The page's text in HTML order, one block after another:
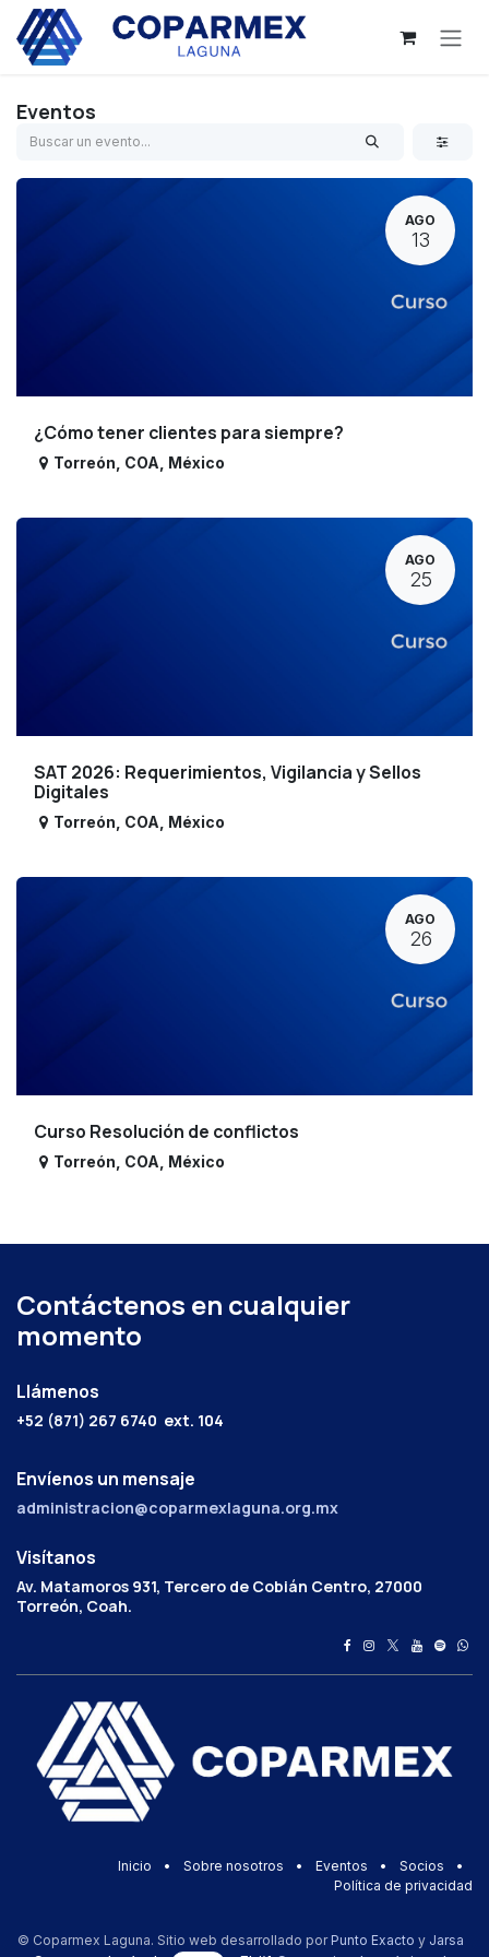
Ir al contenido
Eventos
AGO
13
¿Cómo tener clientes para siempre?
Torreón COA México
AGO
25
SAT 2026: Requerimientos, Vigilancia y Sellos
Digitales
Torreón COA México
AGO
26
Curso Resolución de conflictos
Torreón COA México
Contáctenos en cualquier
momento
Llámenos
+52 (871) 267 6740 ext. 104
Envíenos un mensaje
administracion@coparmexlaguna.org.mx
Visítanos
Av. Matamoros 931, Tercero de Cobián Centro, 27000
Torreón, Coah.
Inicio • Sobre nosotros • Eventos • Socios
•
Política de privacidad
© Coparmex Laguna. Sitio web desarrollado por Punto Exacto y Jarsa